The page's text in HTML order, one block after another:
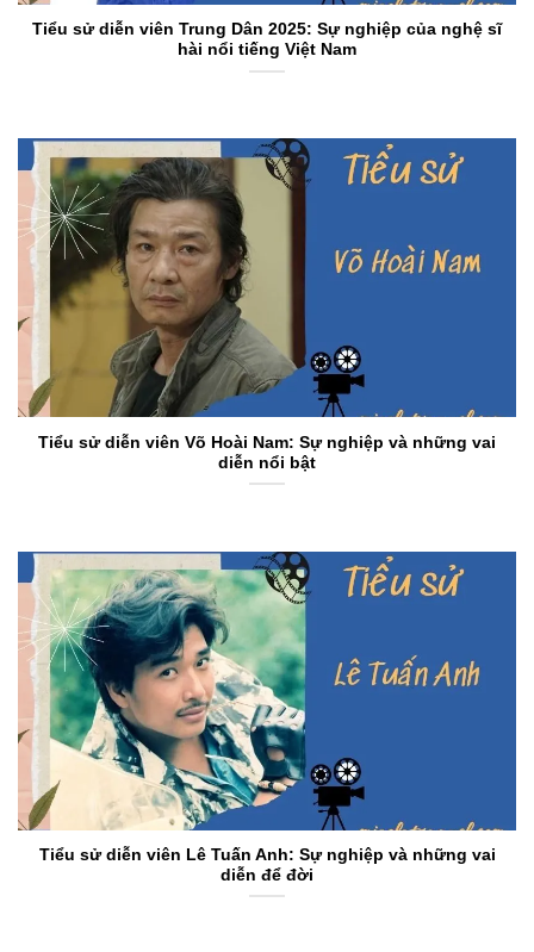
Tiểu sử diễn viên Trung Dân 2025: Sự nghiệp của nghệ sĩ
hài nổi tiếng Việt Nam
Tiểu sử diễn viên Võ Hoài Nam: Sự nghiệp và những vai
diễn nổi bật
Tiểu sử diễn viên Lê Tuấn Anh: Sự nghiệp và những vai
diễn để đời